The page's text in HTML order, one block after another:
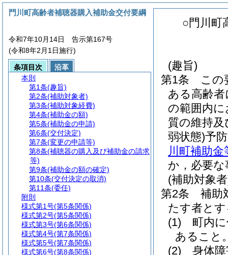
○門川町
(趣旨)
第1条
この
ある高齢
の範囲内
質の維持
弱状態)予
川町補助
か，必要
(補助対象
第2条
補助
たす者と
(1)
町内
あること
(2)
身体
門川町高齢者補聴器購入補助金交付要綱
令和7年10月14日 告示第167号
(令和8年2月1日施行)
条項目次
沿革
本則
第1条(趣旨)
第2条(補助対象者)
第3条(補助対象経費)
第4条(補助金の額)
第5条(補助金の申請)
第6条(交付決定)
第7条(変更の申請等)
第8条(補聴器の購入及び補助金の請求
等)
第9条(補助金の額の確定)
第10条(交付決定の取消)
第11条(委任)
附則
様式第1号(第5条関係)
様式第2号(第5条関係)
様式第3号(第6条関係)
様式第4号(第7条関係)
様式第5号(第7条関係)
様式第6号(第8条関係)